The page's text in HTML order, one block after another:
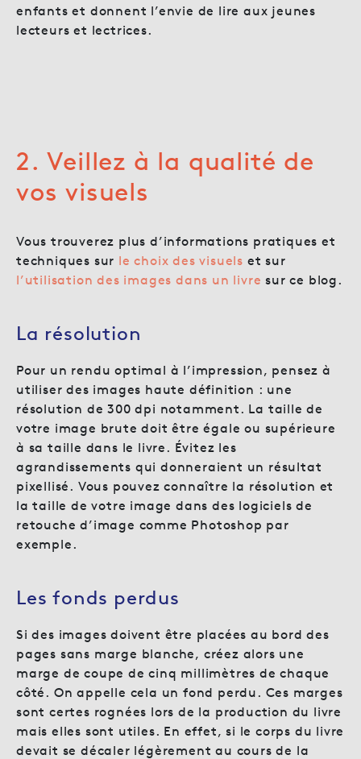
enfants et donnent l’envie de lire aux jeunes
lecteurs et lectrices.
2. Veillez à la qualité de
vos visuels
Vous trouverez plus d’informations pratiques et
techniques sur le choix des visuels et sur
l’utilisation des images dans un livre sur ce blog.
La résolution
Pour un rendu optimal à l’impression, pensez à
utiliser des images haute définition : une
résolution de 300 dpi notamment. La taille de
votre image brute doit être égale ou supérieure
à sa taille dans le livre. Évitez les
agrandissements qui donneraient un résultat
pixellisé. Vous pouvez connaître la résolution et
la taille de votre image dans des logiciels de
retouche d’image comme Photoshop par
exemple.
Les fonds perdus
Si des images doivent être placées au bord des
pages sans marge blanche, créez alors une
marge de coupe de cinq millimètres de chaque
côté. On appelle cela un fond perdu. Ces marges
sont certes rognées lors de la production du livre
mais elles sont utiles. En effet, si le corps du livre
devait se décaler légèrement au cours de la